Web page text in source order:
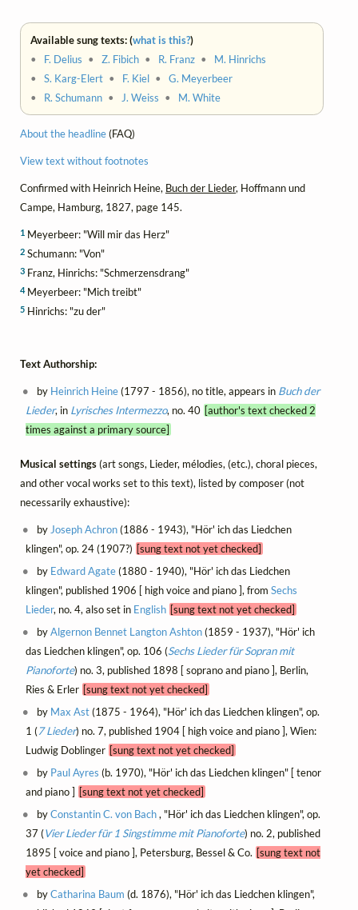
Available sung texts: (what is this?)
• F. Delius •Z. Fibich • R. Franz • M. Hinrichs
•S. Karg-Elert • F. Kiel •G. Meyerbeer
• R. Schumann •J. Weiss • M. White
About the headline(FAQ)
View text without footnotes
Confirmed with Heinrich Heine, Buch der Lieder, Hoffmann und
Campe, Hamburg, 1827, page 145.
1 Meyerbeer: "Will mir das Herz"
2 Schumann: "Von"
3 Franz, Hinrichs: "Schmerzensdrang"
4Meyerbeer: "Mich treibt"
5 Hinrichs: "zu der"
Text Authorship:
by Heinrich Heine(1797 - 1856), no title, appears in Buch der
Lieder, in Lyrisches Intermezzo, no. 40 [author's text checked 2
times against a primary source]
Musical settings(art songs, Lieder, mélodies, (etc.), choral pieces,
and other vocal works set to this text), listed by composer (not
necessarily exhaustive):
by Joseph Achron(1886 - 1943), "Hör' ich das Liedchen
klingen", op. 24 (1907?) [sung text not yet checked]
by Edward Agate(1880 - 1940), "Hör' ich das Liedchen
klingen", published 1906 [ high voice and piano ], from Sechs
Lieder, no. 4, also set in English [sung text not yet checked]
byAlgernon Bennet Langton Ashton(1859 - 1937), "Hör' ich
das Liedchen klingen", op. 106 (Sechs Lieder für Sopran mit
Pianoforte) no. 3, published 1898 [ soprano and piano ], Berlin,
Ries & Erler [sung text not yet checked]
by Max Ast(1875 - 1964), "Hör' ich das Liedchen klingen", op.
1 (7 Lieder) no. 7, published 1904 [ high voice and piano ], Wien:
Ludwig Doblinger [sung text not yet checked]
by Paul Ayres (b. 1970), "Hör' ich das Liedchen klingen" [ tenor
and piano ] [sung text not yet checked]
byConstantin C. von Bach, "Hör' ich das Liedchen klingen", op.
37 (Vier Lieder für 1 Singstimme mit Pianoforte) no. 2, published
1895 [ voice and piano ], Petersburg, Bessel & Co. [sung text not
yet checked]
byCatharina Baum (d. 1876), "Hör' ich das Liedchen klingen",